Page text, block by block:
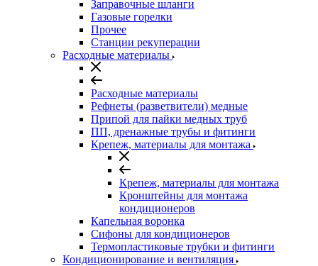
Заправочные шланги
Газовые горелки
Прочее
Станции рекуперации
Расходные материалы
Расходные материалы
Рефнеты (разветвители) медные
Припой для пайки медных труб
ПП, дренажные трубы и фитинги
Крепеж, материалы для монтажа
Крепеж, материалы для монтажа
Кронштейны для монтажа
кондиционеров
Капельная воронка
Сифоны для кондиционеров
Термопластиковые трубки и фитинги
Кондиционирование и вентиляция